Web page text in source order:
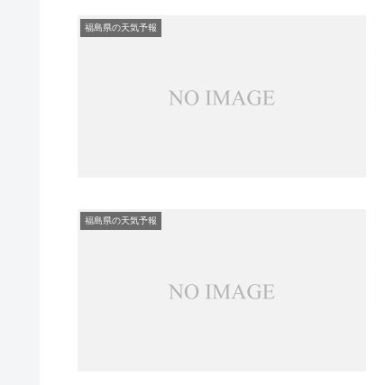
福島県の天気予報
福島県の天気予報